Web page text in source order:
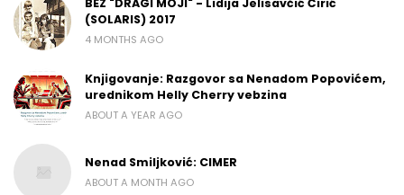
(SOLARIS) 2017
4 MONTHS AGO
Knjigovanje: Razgovor sa Nenadom Popovićem,
urednikom Helly Cherry vebzina
ABOUT A YEAR AGO
Nenad Smiljković: CIMER
ABOUT A MONTH AGO